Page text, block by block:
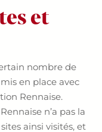
et
nombre de
en place avec
Rennaise.
n’a pas la
ainsi visités, et